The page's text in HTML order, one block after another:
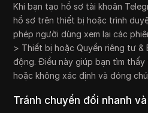
Khi bạn tạo hồ sơ tài khoản
hồ sơ trên thiết bị hoặc trình
phép người dùng xem lại các
> Thiết bị hoặc Quyền riêng tư &
động. Điều này giúp bạn tìm
hoặc không xác định và đóng
Tránh chuyển đổi nhanh